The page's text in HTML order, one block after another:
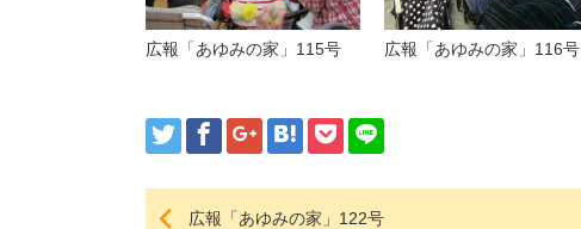
広報「あゆみの家」115号 広報「あゆみの家」116号
広報「あゆみの家」122号